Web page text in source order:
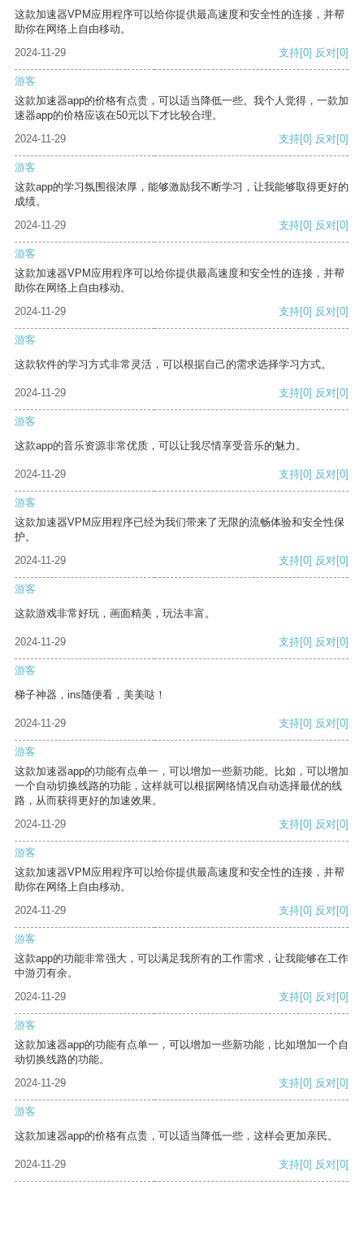
这款加速器VPM应用程序可以给你提供最高速度和安全性的连接，并帮
助你在网络上自由移动。
2024-11-29
支持[0] 反对[0]
游客
这款加速器app的价格有点贵，可以适当降低一些。我个人觉得，一款加
速器app的价格应该在50元以下才比较合理。
2024-11-29
支持[0] 反对[0]
游客
这款app的学习氛围很浓厚，能够激励我不断学习，让我能够取得更好的
成绩。
2024-11-29
支持[0] 反对[0]
游客
这款加速器VPM应用程序可以给你提供最高速度和安全性的连接，并帮
助你在网络上自由移动。
2024-11-29
支持[0] 反对[0]
游客
这款软件的学习方式非常灵活，可以根据自己的需求选择学习方式。
2024-11-29 支持[0] 反对[0]
游客
这款app的音乐资源非常优质，可以让我尽情享受音乐的魅力。
2024-11-29 支持[0] 反对[0]
游客
这款加速器VPM应用程序已经为我们带来了无限的流畅体验和安全性保
护。
2024-11-29
支持[0] 反对[0]
游客
这款游戏非常好玩，画面精美，玩法丰富。
2024-11-29 支持[0] 反对[0]
游客
梯子神器，ins随便看，美美哒！
2024-11-29 支持[0] 反对[0]
游客
这款加速器app的功能有点单一，可以增加一些新功能。比如，可以增加
一个自动切换线路的功能，这样就可以根据网络情况自动选择最优的线
路，从而获得更好的加速效果。
2024-11-29
支持[0] 反对[0]
游客
这款加速器VPM应用程序可以给你提供最高速度和安全性的连接，并帮
助你在网络上自由移动。
2024-11-29
支持[0] 反对[0]
游客
这款app的功能非常强大，可以满足我所有的工作需求，让我能够在工作
中游刃有余。
2024-11-29
支持[0] 反对[0]
游客
这款加速器app的功能有点单一，可以增加一些新功能，比如增加一个自
动切换线路的功能。
2024-11-29
支持[0] 反对[0]
游客
这款加速器app的价格有点贵，可以适当降低一些，这样会更加亲民。
2024-11-29 支持[0] 反对[0]